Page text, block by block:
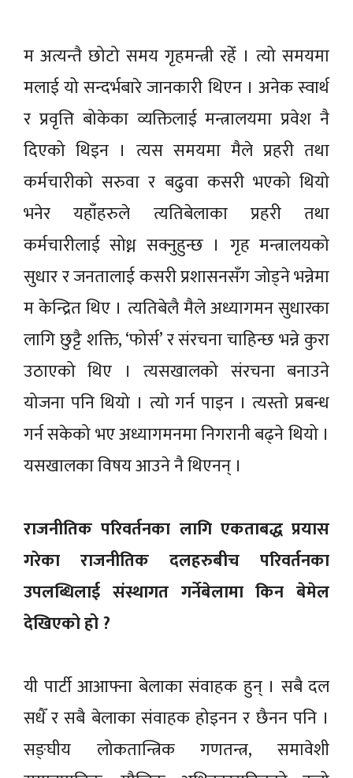
म अत्यन्तै छोटो समय गृहमन्त्री रहेँ । त्यो समयमा
मलाई यो सन्दर्भबारे जानकारी थिएन । अनेक स्वार्थ
र प्रवृत्ति बोकेका व्यक्तिलाई मन्त्रालयमा प्रवेश नै
दिएको थिइन । त्यस समयमा मैले प्रहरी तथा
कर्मचारीको सरुवा र बढुवा कसरी भएको थियो
भनेर यहाँहरुले त्यतिबेलाका प्रहरी तथा
कर्मचारीलाई सोध्न सक्नुहुन्छ । गृह मन्त्रालयको
सुधार र जनतालाई कसरी प्रशासनसँग जोड्ने भन्नेमा
म केन्द्रित थिए । त्यतिबेलै मैले अध्यागमन सुधारका
लागि छुट्टै शक्ति, ‘फोर्स’ र संरचना चाहिन्छ भन्ने कुरा
उठाएको थिए । त्यसखालको संरचना बनाउने
योजना पनि थियो । त्यो गर्न पाइन । त्यस्तो प्रबन्ध
गर्न सकेको भए अध्यागमनमा निगरानी बढ्ने थियो ।
यसखालका विषय आउने नै थिएनन् ।
राजनीतिक परिवर्तनका लागि एकताबद्ध प्रयास
गरेका राजनीतिक दलहरुबीच परिवर्तनका
उपलब्धिलाई संस्थागत गर्नेबेलामा किन बेमेल
देखिएको हो ?
यी पार्टी आआफ्ना बेलाका संवाहक हुन् । सबै दल
सधैँ र सबै बेलाका संवाहक होइनन र छैनन पनि ।
सङ्घीय लोकतान्त्रिक गणतन्त्र, समावेशी